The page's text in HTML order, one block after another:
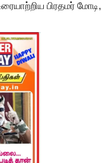
பிரதமர் மோடி,